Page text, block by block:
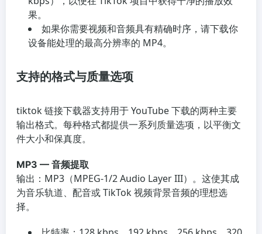
果。
如果你需要视频和音频具有精确时序，请下载你
设备能处理的最高分辨率的 MP4。
支持的格式与质量选项
tiktok 链接下载器支持用于 YouTube 下载的两种主要
输出格式。每种格式都提供一系列质量选项，以平衡文
件大小和保真度。
MP3 — 音频提取
输出：MP3（MPEG-1/2 Audio Layer III）。这使其成
为音乐轨道、配音或 TikTok 视频背景音频的理想选
择。